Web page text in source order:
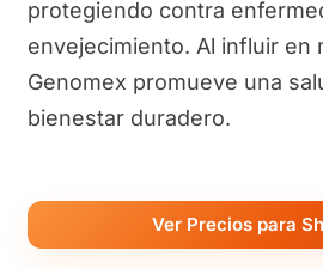
protegiendo contra
envejecimiento. Al influir en
Genomex promueve una
bienestar duradero.
Ver Precios para